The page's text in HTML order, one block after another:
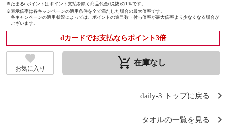
※たまるdポイントはポイント支払を除く商品代金(税抜)の1％です。
※表示倍率は各キャンペーンの適用条件を全て満たした場合の最大倍率です。
各キャンペーンの適用状況によっては、ポイントの進呈数・付与倍率が最大倍率より少なくなる場合が
ございます。
dカードでお支払ならポイント3倍
お気に入り remove_shopping_cart 在庫なし
daily-3 トップに戻る
タオルの一覧を見る